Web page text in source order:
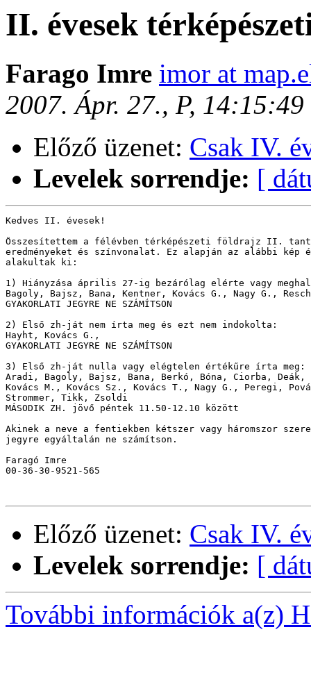
II. évesek
Farago Imre imor at
2007. Ápr. 27., P, 14:15:49
Előző üzenet: Csak IV.
Levelek sorrendje: [
Kedves II. évesek!
Összesítettem a félévben térképészeti földrajz II.
eredményeket és színvonalat. Ez alapján az alábbi kép
alakultak ki:
1) Hiányzása április 27-ig bezárólag elérte vagy
Bagoly, Bajsz, Bana, Kentner, Kovács G., Nagy G.,
GYAKORLATI JEGYRE NE SZÁMÍTSON
2) Első zh-ját nem írta meg és ezt nem indokolta:
Hayht, Kovács G.,
GYAKORLATI JEGYRE NE SZÁMÍTSON
3) Első zh-ját nulla vagy elégtelen értékűre írta meg:
Aradi, Bagoly, Bajsz, Bana, Berkó, Bóna, Ciorba,
Kovács M., Kovács Sz., Kovács T., Nagy G., Peregi,
Strommer, Tikk, Zsoldi
MÁSODIK ZH. jövő péntek 11.50-12.10 között
Akinek a neve a fentiekben kétszer vagy háromszor
jegyre egyáltalán ne számítson.
Faragó Imre
00-36-30-9521-565
Előző üzenet: Csak IV.
Levelek sorrendje: [
További információk a(z)